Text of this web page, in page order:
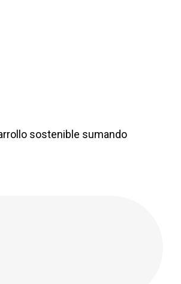
sostenible sumando